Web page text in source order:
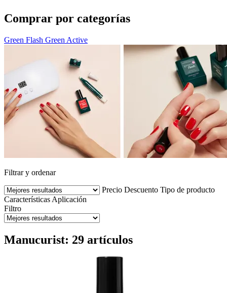
Comprar por categorías
Green Flash Green Active
Filtrar y ordenar
Precio Descuento Tipo de producto
Características Aplicación
Filtro
Manucurist: 29 artículos